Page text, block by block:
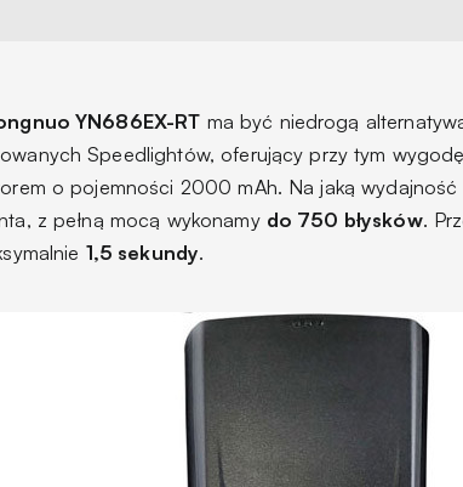
YN686EX-RT ma być niedrogą
Speedlightów, oferujący przy tym
o pojemności 2000 mAh. Na jaką wydajność
z pełną mocą wykonamy do 750 błysków.
1,5 sekundy.